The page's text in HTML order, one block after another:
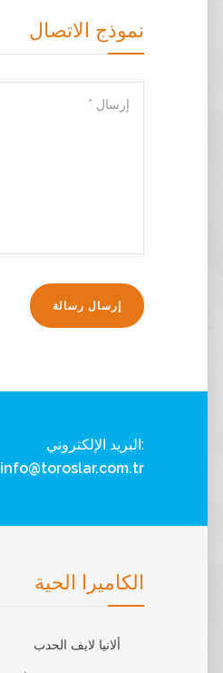
نموذج الاتصال
:البريد الإلكتروني
info@toroslar.com.tr
الكاميرا الحية
ألانيا لايف الحدب